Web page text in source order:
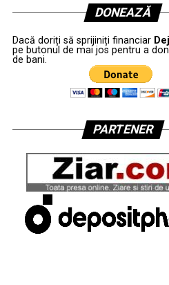
DONEAZĂ
Dacă doriți să sprijiniți financiar
pe butonul de mai jos pentru a
de bani.
PARTENER